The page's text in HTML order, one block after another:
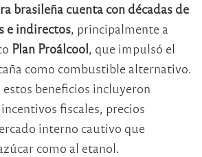
brasileña cuenta con décadas de
e indirectos, principalmente a
Plan Proálcool, que impulsó el
como combustible alternativo.
estos beneficios incluyeron
fiscales, precios
interno cautivo que
como al etanol.